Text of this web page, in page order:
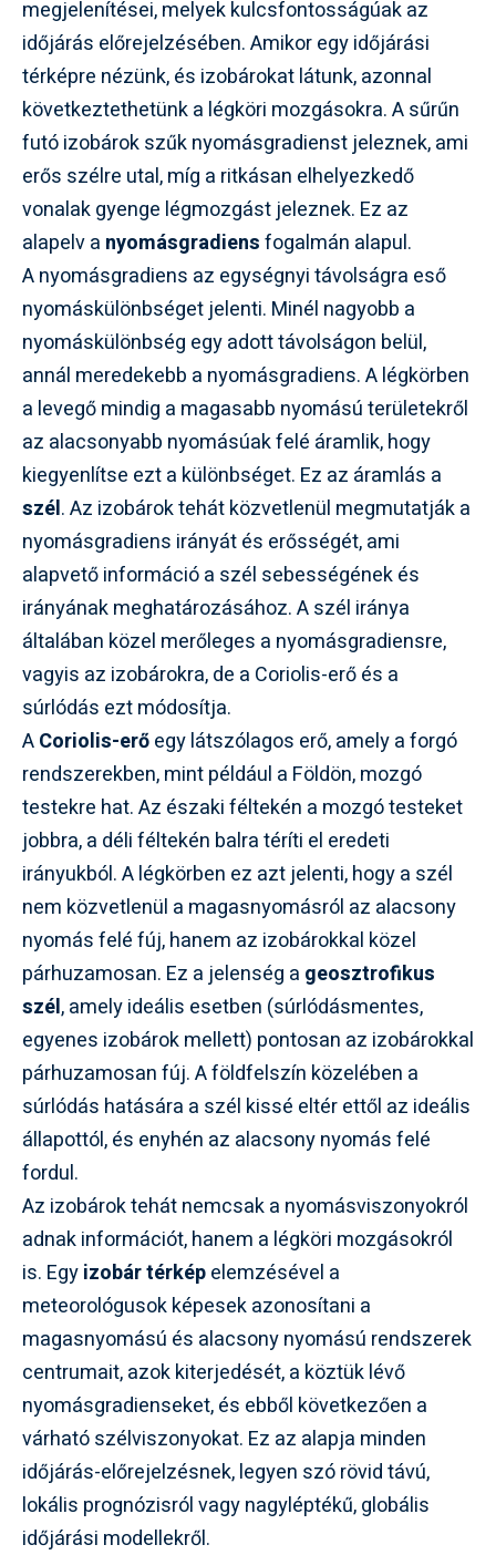
megjelenítései, melyek kulcsfontosságúak az
időjárás előrejelzésében. Amikor egy időjárási
térképre nézünk, és izobárokat látunk, azonnal
következtethetünk a légköri mozgásokra. A sűrűn
futó izobárok szűk nyomásgradienst jeleznek, ami
erős szélre utal, míg a ritkásan elhelyezkedő
vonalak gyenge légmozgást jeleznek. Ez az
alapelv a nyomásgradiensfogalmán alapul.
A nyomásgradiens az egységnyi távolságra eső
nyomáskülönbséget jelenti. Minél nagyobb a
nyomáskülönbség egy adott távolságon belül,
annál meredekebb a nyomásgradiens. A légkörben
a levegő mindig a magasabb nyomású területekről
az alacsonyabb nyomásúak felé áramlik, hogy
kiegyenlítse ezt a különbséget. Ez az áramlás a
szél. Az izobárok tehát közvetlenül megmutatják a
nyomásgradiens irányát és erősségét, ami
alapvető információ a szél sebességének és
irányának meghatározásához. A szél iránya
általában közel merőleges a nyomásgradiensre,
vagyis az izobárokra, de a Coriolis-erő és a
súrlódás ezt módosítja.
ACoriolis-erőegy látszólagos erő, amely a forgó
rendszerekben, mint például a Földön, mozgó
testekre hat. Az északi féltekén a mozgó testeket
jobbra, a déli féltekén balra téríti el eredeti
irányukból. A légkörben ez azt jelenti, hogy a szél
nem közvetlenül a magasnyomásról az alacsony
nyomás felé fúj, hanem az izobárokkal közel
párhuzamosan. Ez a jelenség a geosztrofikus
szél, amely ideális esetben (súrlódásmentes,
egyenes izobárok mellett) pontosan az izobárokkal
párhuzamosan fúj. A földfelszín közelében a
súrlódás hatására a szél kissé eltér ettől az ideális
állapottól, és enyhén az alacsony nyomás felé
fordul.
Az izobárok tehát nemcsak a nyomásviszonyokról
adnak információt, hanem a légköri mozgásokról
is. Egyizobár térképelemzésével a
meteorológusok képesek azonosítani a
magasnyomású és alacsony nyomású rendszerek
centrumait, azok kiterjedését, a köztük lévő
nyomásgradienseket, és ebből következően a
várható szélviszonyokat. Ez az alapja minden
időjárás-előrejelzésnek, legyen szó rövid távú,
lokális prognózisról vagy nagyléptékű, globális
időjárási modellekről.